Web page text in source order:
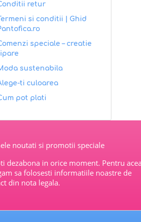
retur
si conditii | Ghid
speciale – creatie
sustenabila
ti culoarea
pot plati
noutati si promotii speciale
dezabona in orice moment. Pentru
sa folosesti informatiile noastre de
din nota legala.